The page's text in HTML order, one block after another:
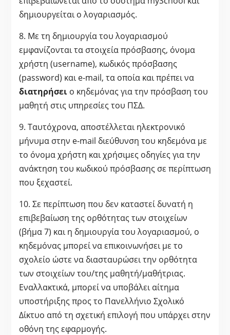
δημιουργείται ο λογαριασμός.
8. Με τη δημιουργία του λογαριασμού
εμφανίζονται τα στοιχεία πρόσβασης, όνομα
χρήστη (username), κωδικός πρόσβασης
(password) και e-mail, τα οποία και πρέπει να
διατηρήσει ο κηδεμόνας για την πρόσβαση του
μαθητή στις υπηρεσίες του ΠΣΔ.
9. Ταυτόχρονα, αποστέλλεται ηλεκτρονικό
μήνυμα στην e-mail διεύθυνση του κηδεμόνα με
το όνομα χρήστη και χρήσιμες οδηγίες για την
ανάκτηση του κωδικού πρόσβασης σε περίπτωση
που ξεχαστεί.
10. Σε περίπτωση που δεν καταστεί δυνατή η
επιβεβαίωση της ορθότητας των στοιχείων
(βήμα 7) και η δημιουργία του λογαριασμού, ο
κηδεμόνας μπορεί να επικοινωνήσει με το
σχολείο ώστε να διασταυρώσει την ορθότητα
των στοιχείων του/της μαθητή/μαθήτριας.
Εναλλακτικά, μπορεί να υποβάλει αίτημα
υποστήριξης προς το Πανελλήνιο Σχολικό
Δίκτυο από τη σχετική επιλογή που υπάρχει στην
οθόνη της εφαρμογής.